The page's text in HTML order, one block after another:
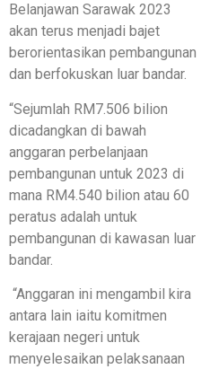
Belanjawan Sarawak 2023
akan terus menjadi bajet
berorientasikan pembangunan
dan berfokuskan luar bandar.
“Sejumlah RM7.506 bilion
dicadangkan di bawah
anggaran perbelanjaan
pembangunan untuk 2023 di
mana RM4.540 bilion atau 60
peratus adalah untuk
pembangunan di kawasan luar
bandar.
“Anggaran ini mengambil kira
antara lain iaitu komitmen
kerajaan negeri untuk
menyelesaikan pelaksanaan